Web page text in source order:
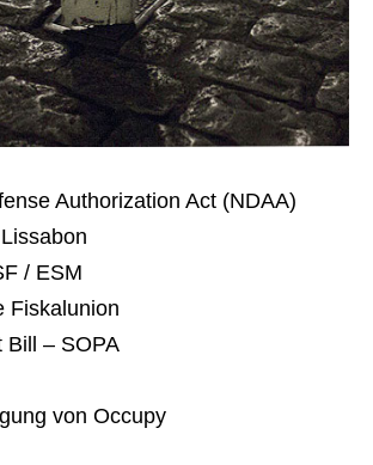
Authorization Act (NDAA)
/ ESM
Fiskalunion
Bill – SOPA
von Occupy